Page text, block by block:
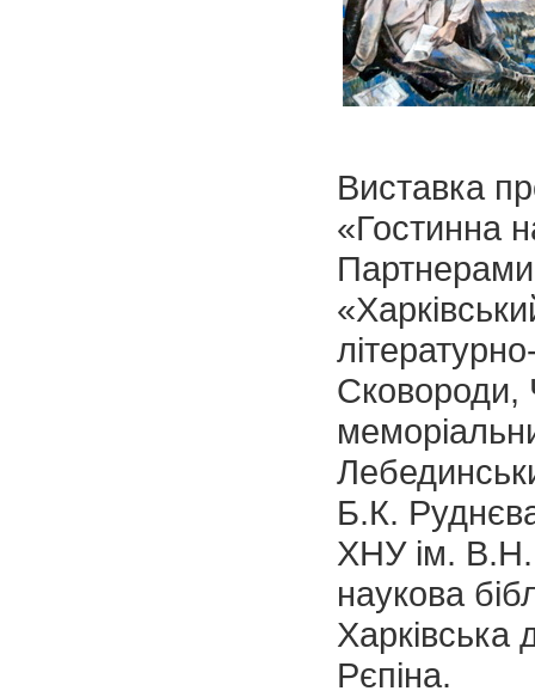
Виставка
«Гостинна
Сковороди,
Б.К.
ХНУ ім. В.Н.
наукова
Рєпіна.